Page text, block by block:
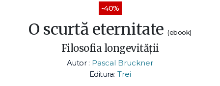
-40%
O scurtă eternitate(ebook)
Filosofia longevității
Autor : Pascal Bruckner
Editura: Trei